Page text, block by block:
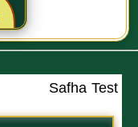
Safha Test